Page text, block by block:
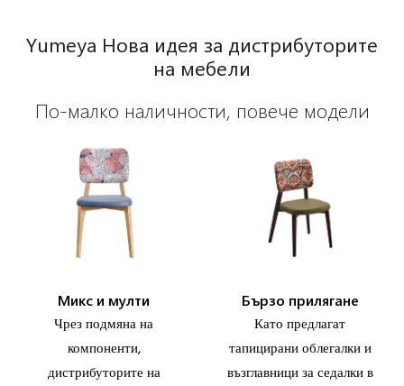
Yumeya Нова идея за дистрибуторите
на мебели
По-малко наличности, повече модели
Микс и мулти
Чрез подмяна на
компоненти,
дистрибуторите на
Бързо прилягане
Като предлагат
тапицирани облегалки и
възглавници за седалки в